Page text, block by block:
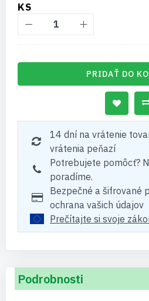
KS
PRIDAŤ DO
14 dní na vrátenie
vrátenia peňazí
Potrebujete pomôcť?
poradíme.
Bezpečné a šifrované
ochrana vašich údajov
Prečítajte si svoje
Podrobnosti